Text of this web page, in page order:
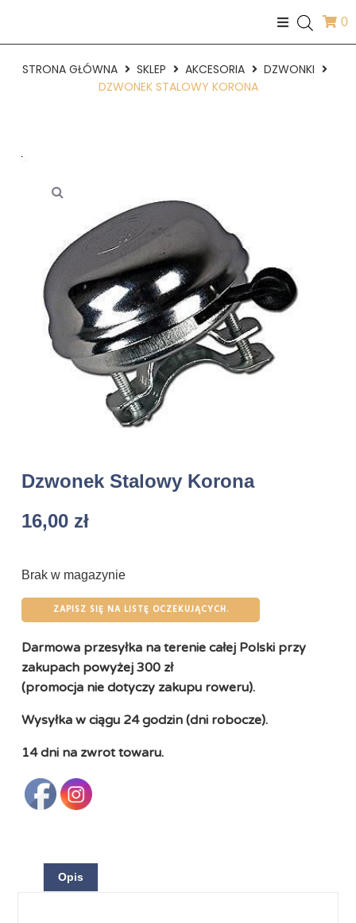
0
STRONA GŁÓWNA SKLEP AKCESORIA
DZWONKI
DZWONEK STALOWY KORONA
Dzwonek Stalowy Korona
16,00 zł
Brak w magazynie
ZAPISZ SIĘ NA LISTĘ OCZEKUJĄCYCH.
Darmowa przesyłka na terenie całej Polski przy
zakupach powyżej 300 zł
(promocja nie dotyczy zakupu roweru).
Wysyłka w ciągu 24 godzin (dni robocze).
14 dni na zwrot towaru.
Opis